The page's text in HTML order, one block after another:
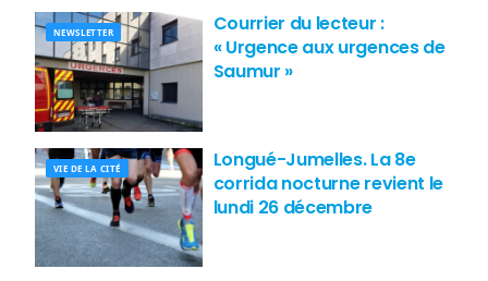
NEWSLETTER
Courrier du lecteur :
« Urgence aux urgences de
Saumur »
VIE DE LA CITÉ
Longué-Jumelles. La 8e
corrida nocturne revient le
lundi 26 décembre